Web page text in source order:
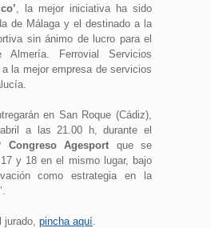
, la mejor iniciativa ha sido
de Málaga y el destinado a la
sin ánimo de lucro para el
Ferrovial Servicios
la mejor empresa de servicios
en San Roque (Cádiz),
a las 21.00 h, durante el
Congreso Agesport que se
y 18 en el mismo lugar, bajo
como estrategia en la
pincha aquí